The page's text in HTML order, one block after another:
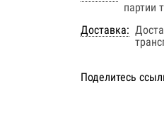
партии
Доставка:
Поделитесь